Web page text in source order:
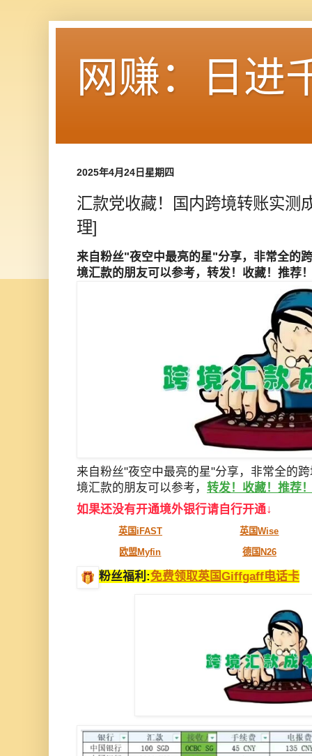
网赚：日进
2025年4月24日星期四
汇款党收藏！国内跨境转账实测
理]
来自粉丝"夜空中最亮的星"分享，非常全的
境汇款的朋友可以参考，转发！收藏！推荐
来自粉丝"夜空中最亮的星"分享，非常全的
境汇款的朋友可以参考， 转发！收藏！推荐
如果还没有开通境外银行请自行开通↓
英国iFAST
英国Wise
欧盟Myfin
德国N26
粉丝福利:免费领取英国Giffgaff电话卡